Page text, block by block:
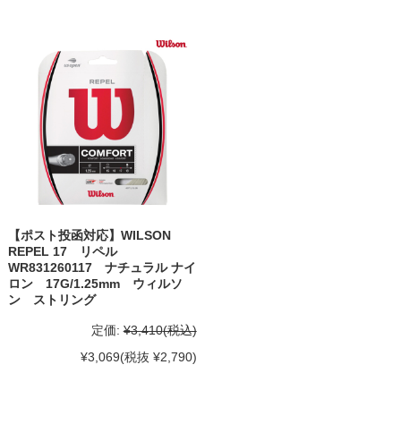
【ポスト投函対応】WILSON
REPEL 17 リペル
WR831260117 ナチュラル ナイ
ロン 17G/1.25mm ウィルソ
ン ストリング
定価: ¥3,410(税込)
¥3,069(税抜 ¥2,790)